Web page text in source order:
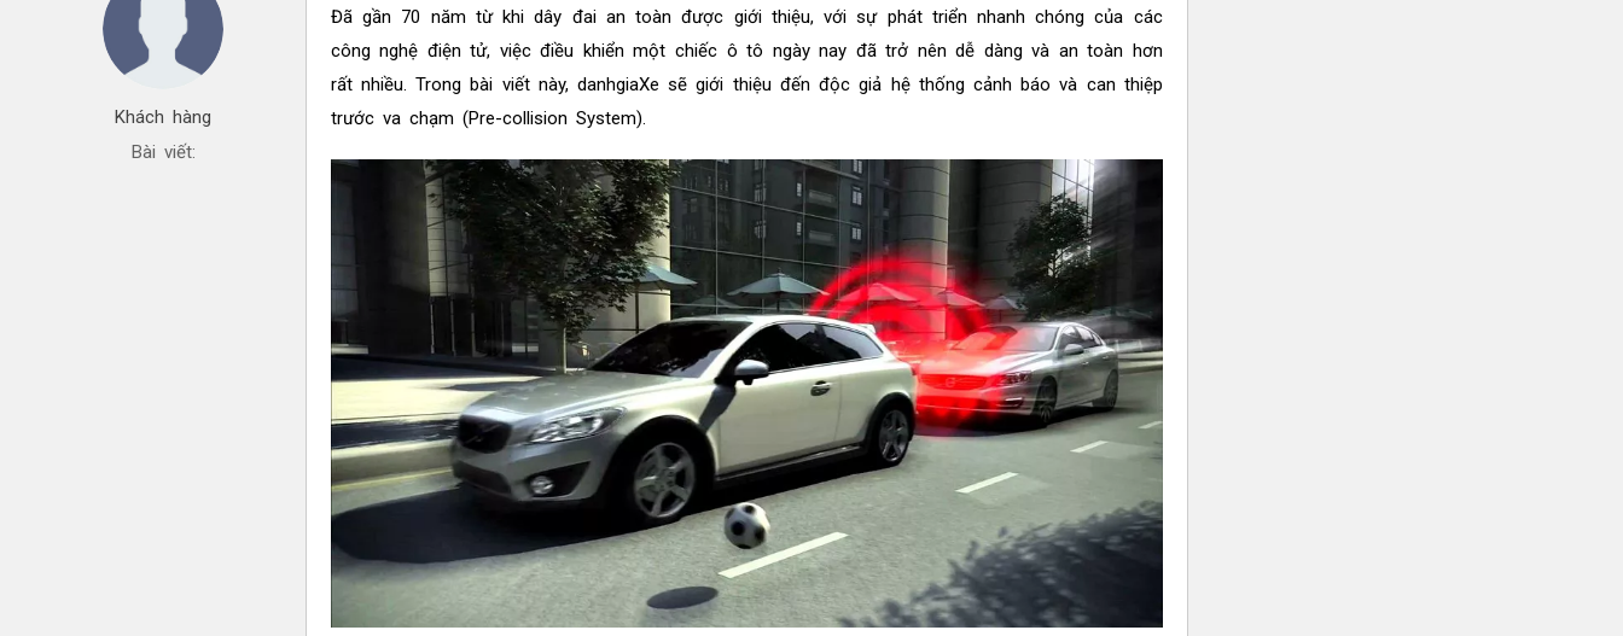
Khách hàng
Bài viết:
Đã gần 70 năm từ khi dây đai an toàn được giới thiệu, với sự phát triển nhanh chóng của các
công nghệ điện tử, việc điều khiển một chiếc ô tô ngày nay đã trở nên dễ dàng và an toàn hơn
rất nhiều. Trong bài viết này, danhgiaXe sẽ giới thiệu đến độc giả hệ thống cảnh báo và can thiệp
trước va chạm (Pre-collision System).